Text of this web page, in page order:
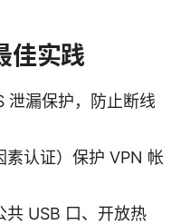
佳实践
泄漏保护，防止断线
素认证）保护 VPN 帐
共 USB 口、开放热